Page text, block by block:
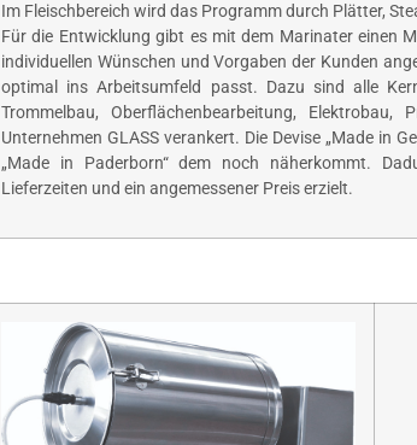
Im Fleischbereich wird das Programm durch Plätter,
Für die Entwicklung gibt es mit dem Marinater einen
individuellen Wünschen und Vorgaben der Kunden
optimal ins Arbeitsumfeld passt. Dazu sind alle
Trommelbau, Oberflächenbearbeitung,
Unternehmen GLASS verankert. Die Devise „Made in
„Made in Paderborn“ dem noch näherkommt.
Lieferzeiten und ein angemessener Preis erzielt.